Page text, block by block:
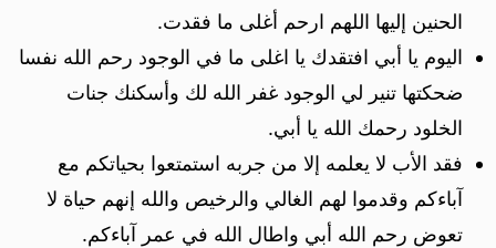
الحنين إليها اللهم ارحم أغلى ما فقدت.
اليوم يا أبي افتقدك يا اغلى ما في الوجود رحم الله نفسا
ضحكتها تنير لي الوجود غفر الله لك وأسكنك جنات
الخلود رحمك الله يا أبي.
فقد الأب لا يعلمه إلا من جربه استمتعوا بحياتكم مع
آباءكم وقدموا لهم الغالي والرخيص والله إنهم حياة لا
تعوض رحم الله أبي واطال الله في عمر آباءكم.